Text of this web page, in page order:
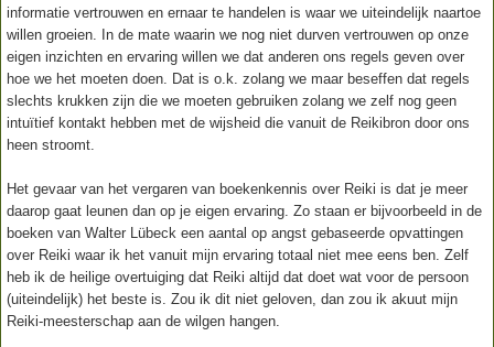
informatie vertrouwen en ernaar te handelen is waar we uiteindelijk naartoe
willen groeien. In de mate waarin we nog niet durven vertrouwen op onze
eigen inzichten en ervaring willen we dat anderen ons regels geven over
hoe we het moeten doen. Dat is o.k. zolang we maar beseffen dat regels
slechts krukken zijn die we moeten gebruiken zolang we zelf nog geen
intuïtief kontakt hebben met de wijsheid die vanuit de Reikibron door ons
heen stroomt.
Het gevaar van het vergaren van boekenkennis over Reiki is dat je meer
daarop gaat leunen dan op je eigen ervaring. Zo staan er bijvoorbeeld in de
boeken van Walter Lübeck een aantal op angst gebaseerde opvattingen
over Reiki waar ik het vanuit mijn ervaring totaal niet mee eens ben. Zelf
heb ik de heilige overtuiging dat Reiki altijd dat doet wat voor de persoon
(uiteindelijk) het beste is. Zou ik dit niet geloven, dan zou ik akuut mijn
Reiki-meesterschap aan de wilgen hangen.